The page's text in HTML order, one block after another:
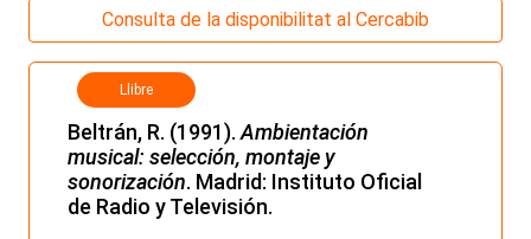
Consulta de la disponibilitat al Cercabib
Llibre
Beltrán, R. (1991). Ambientación
musical: selección, montaje y
sonorización. Madrid: Instituto Oficial
de Radio y Televisión.